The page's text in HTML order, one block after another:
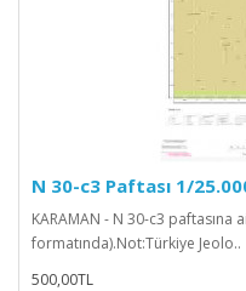
N 30-c3 Paftası 1/
KARAMAN - N 30-c3 paftasına
formatında).Not:Türkiye Jeolo..
500,00TL